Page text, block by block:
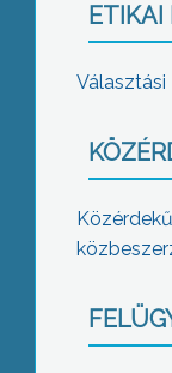
ETIKAI
Választási